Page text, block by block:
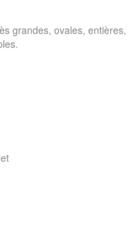
grandes, ovales, entières,